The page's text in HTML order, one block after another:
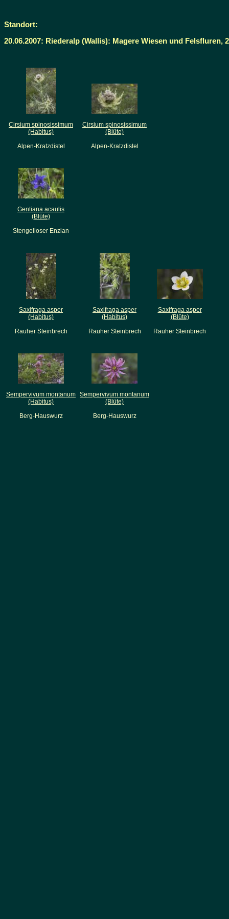
Standort:
20.06.2007: Riederalp (Wallis): Magere Wiesen und Felsfluren,
Cirsium spinosissimum
(Habitus)
Alpen-Kratzdistel
Cirsium spinosissimum
(Blüte)
Alpen-Kratzdistel
Gentiana acaulis
(Blüte)
Stengelloser Enzian
Saxifraga asper
(Habitus)
Rauher Steinbrech
Saxifraga asper
(Habitus)
Rauher Steinbrech
Saxifraga asper
(Blüte)
Rauher Steinbrech
Sempervivum montanum
(Habitus)
Berg-Hauswurz
Sempervivum montanum
(Blüte)
Berg-Hauswurz